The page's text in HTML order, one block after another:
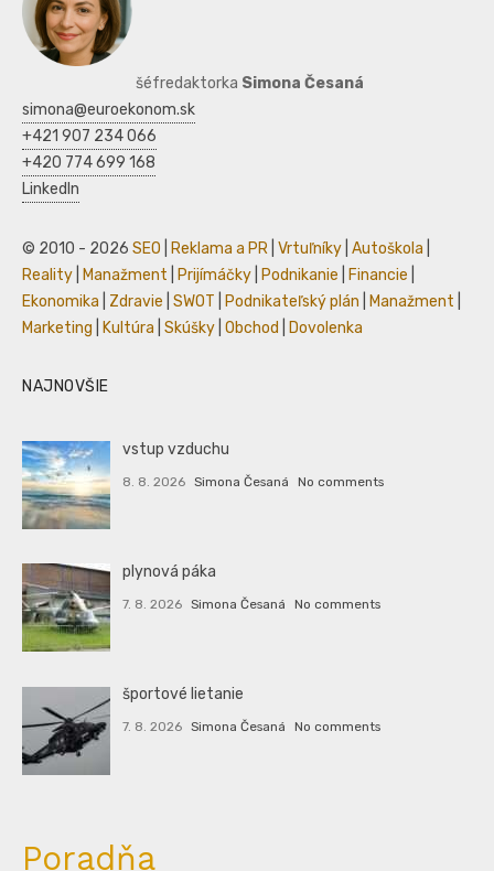
šéfredaktorka Simona Česaná
simona@euroekonom.sk
+421 907 234 066
+420 774 699 168
LinkedIn
© 2010 - 2026 SEO Reklama a PR Vrtuľníky Autoškola
Reality
Manažment Prijímáčky Podnikanie Financie
Ekonomika
Zdravie SWOT Podnikateľský plán Manažment
Marketing
Kultúra Skúšky Obchod Dovolenka
NAJNOVŠIE
vstup vzduchu
8. 8. 2026 Simona Česaná No comments
plynová páka
7. 8. 2026 Simona Česaná No comments
športové lietanie
7. 8. 2026 Simona Česaná No comments
Poradňa